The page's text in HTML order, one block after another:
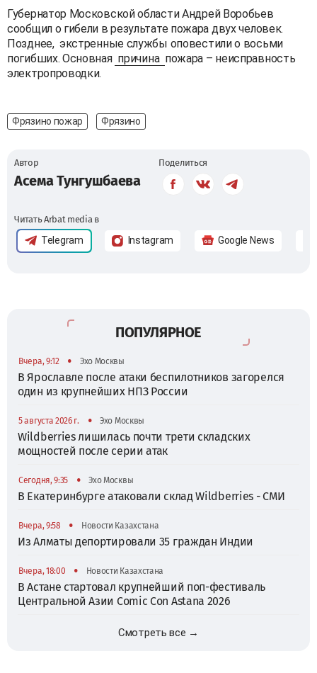
Губернатор Московской области Андрей Воробьев
сообщил о гибели в результате пожара двух человек.
Позднее, экстренные службы оповестили о восьми
погибших. Основная причина пожара – неисправность
электропроводки.
Фрязино пожар Фрязино
Автор
Асема Тунгушбаева
Поделиться
Читать Arbat media в
Telegram Instagram Google News
ПОПУЛЯРНОЕ
Вчера, 9:12 • Эхо Москвы
В Ярославле после атаки беспилотников загорелся
один из крупнейших НПЗ России
5 августа 2026 г. • Эхо Москвы
Wildberries лишилась почти трети складских
мощностей после серии атак
Сегодня, 9:35 • Эхо Москвы
В Екатеринбурге атаковали склад Wildberries - СМИ
Вчера, 9:58 • Новости Казахстана
Из Алматы депортировали 35 граждан Индии
Вчера, 18:00 • Новости Казахстана
В Астане стартовал крупнейший поп-фестиваль
Центральной Азии Comic Con Astana 2026
Смотреть все →